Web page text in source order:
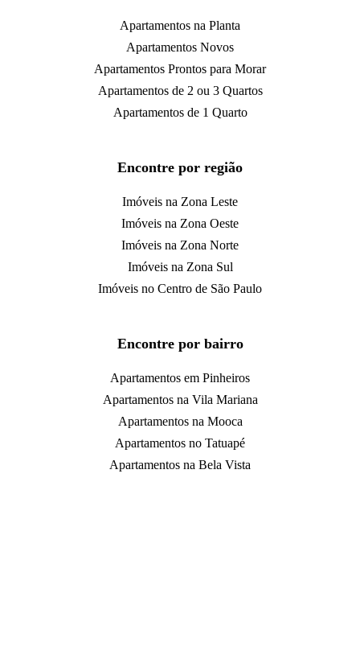
Apartamentos na Planta
Apartamentos Novos
Apartamentos Prontos para Morar
Apartamentos de 2 ou 3 Quartos
Apartamentos de 1 Quarto
Encontre por região
Imóveis na Zona Leste
Imóveis na Zona Oeste
Imóveis na Zona Norte
Imóveis na Zona Sul
Imóveis no Centro de São Paulo
Encontre por bairro
Apartamentos em Pinheiros
Apartamentos na Vila Mariana
Apartamentos na Mooca
Apartamentos no Tatuapé
Apartamentos na Bela Vista